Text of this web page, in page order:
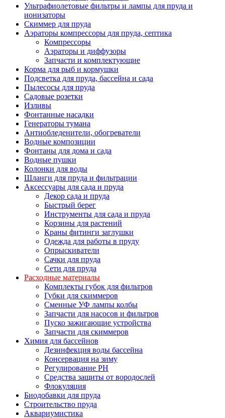
Ультрафиолетовые фильтры и лампы для пруда и
ионизаторы
Скиммер для пруда
Аэраторы компрессоры для пруда, септика
Компрессоры
Аэраторы и диффузоры
Запчасти и комплектующие
Корма для рыб и кормушки
Подсветка для пруда, бассейна и сада
Пылесосы для пруда
Садовые розетки
Изливы
Фонтанные насадки
Генераторы тумана
Антиобледенители, обогреватели
Водные композиции
Фонтаны для дома и сада
Водные пушки
Колонки для воды
Шланги для пруда и фильтрации
Аксессуары для сада и пруда
Декор сада и пруда
Быстрый берег
Инструменты для сада и пруда
Корзины для растений
Краны фитинги заглушки
Одежда для работы в пруду
Опрыскиватели
Сачки для пруда
Сети для пруда
Расходные материалы
Комплекты губок для фильтров
Губки для скиммеров
Сменные УФ лампы колбы
Запчасти для насосов и фильтров
Пуско зажигающие устройства
Запчасти для скиммеров
Химия для бассейнов
Дезинфекция воды бассейна
Консервация на зиму
Регулирование PH
Средства защиты от вородослей
Флокуляция
Биодобавки для пруда
Строительство пруда
Аквариумистика